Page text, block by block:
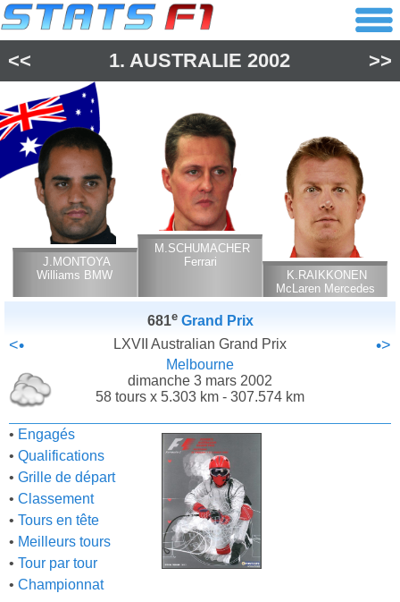
<< 1.AUSTRALIE 2002 >>
J.MONTOYA
Williams BMW
M.SCHUMACHER
Ferrari
K.RAIKKONEN
McLaren Mercedes
681e Grand Prix
<• LXVII Australian Grand Prix •>
Melbourne
dimanche 3 mars 2002
58 tours x 5.303 km - 307.574 km
• Engagés
• Qualifications
• Grille de départ
• Classement
• Tours en tête
• Meilleurs tours
• Tour par tour
• Championnat